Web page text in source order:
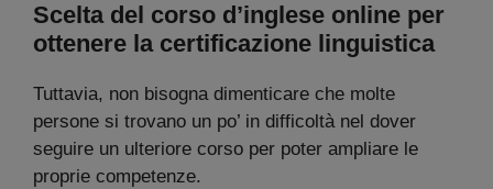
Scelta del corso d’inglese online per
ottenere la certificazione linguistica
Tuttavia, non bisogna dimenticare che molte
persone si trovano un po’ in difficoltà nel dover
seguire un ulteriore corso per poter ampliare le
proprie competenze.